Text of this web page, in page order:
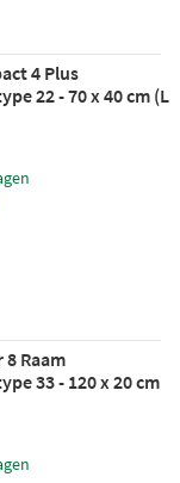
4 Plus
22 - 70 x 40 cm (L
Raam
33 - 120 x 20 cm